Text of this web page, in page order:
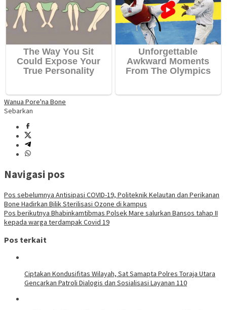
Wanua Pore'na Bone
Sebarkan
Navigasi pos
Pos sebelumnya Antisipasi COVID-19, Politeknik Kelautan dan Perikanan
Bone Hadirkan Bilik Sterilisasi Ozone di kampus
Pos berikutnya Bhabinkamtibmas Polsek Mare salurkan Bansos tahap II
kepada warga terdampak Covid 19
Pos terkait
Ciptakan Kondusifitas Wilayah, Sat Samapta Polres Toraja Utara
Gencarkan Patroli Dialogis dan Sosialisasi Layanan 110